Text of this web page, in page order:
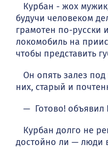
Курбан - жох
будучи человеком
грамотен по-русски
локомобиль на
чтобы представить
Он опять залез под
них, старый и
— Готово! объявил
Курбан долго не
достойно ли — люди